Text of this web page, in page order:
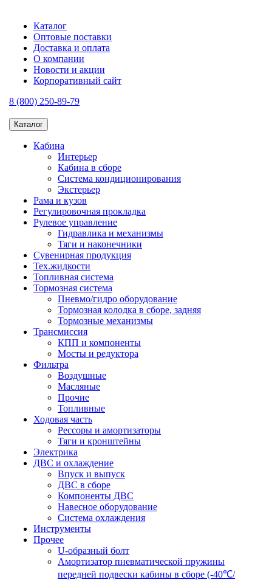
Каталог
Оптовые поставки
Доставка и оплата
О компании
Новости и акции
Корпоративный сайт
8 (800) 250-89-79
Каталог
Кабина
Интерьер
Кабина в сборе
Система кондиционирования
Экстерьер
Рама и кузов
Регулировочная прокладка
Рулевое управление
Гидравлика и механизмы
Тяги и наконечники
Сувенирная продукция
Тех.жидкости
Топливная система
Тормозная система
Пневмо/гидро оборудование
Тормозная колодка в сборе, задняя
Тормозные механизмы
Трансмиссия
КПП и компоненты
Мосты и редуктора
Фильтра
Воздушные
Масляные
Прочие
Топливные
Ходовая часть
Рессоры и амортизаторы
Тяги и кронштейны
Электрика
ДВС и охлаждение
Впуск и выпуск
ДВС в сборе
Компоненты ДВС
Навесное оборудование
Система охлаждения
Инструменты
Прочее
U-образный болт
Амортизатор пневматической пружины
передней подвески кабины в сборе (-40℃/